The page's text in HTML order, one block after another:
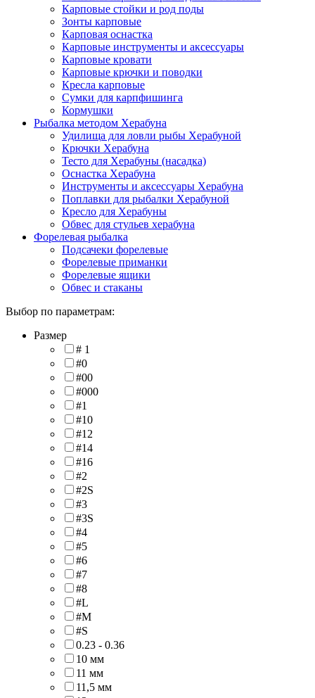
Карповые стойки и род поды
Зонты карповые
Карповая оснастка
Карповые инструменты и аксессуары
Карповые кровати
Карповые крючки и поводки
Кресла карповые
Сумки для карпфишинга
Кормушки
Рыбалка методом Херабуна
Удилища для ловли рыбы Херабуной
Крючки Херабуна
Тесто для Херабуны (насадка)
Оснастка Херабуна
Инструменты и аксессуары Херабуна
Поплавки для рыбалки Херабуной
Кресло для Херабуны
Обвес для стульев херабуна
Форелевая рыбалка
Подсачеки форелевые
Форелевые приманки
Форелевые ящики
Обвес и стаканы
Выбор по параметрам:
Размер
# 1
#0
#00
#000
#1
#10
#12
#14
#16
#2
#2S
#3
#3S
#4
#5
#6
#7
#8
#L
#M
#S
0.23 - 0.36
10 мм
11 мм
11,5 мм